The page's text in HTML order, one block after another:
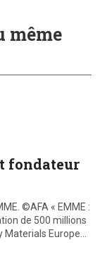
même
fondateur
©AFA « EMME :
de 500 millions
Materials Europe…